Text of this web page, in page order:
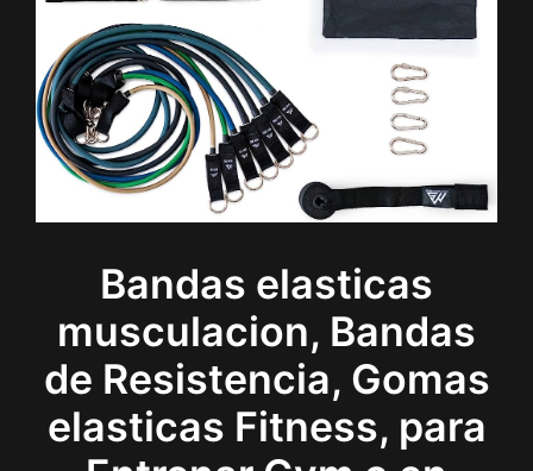
Bandas elasticas
musculacion, Bandas
de Resistencia, Gomas
elasticas Fitness, para